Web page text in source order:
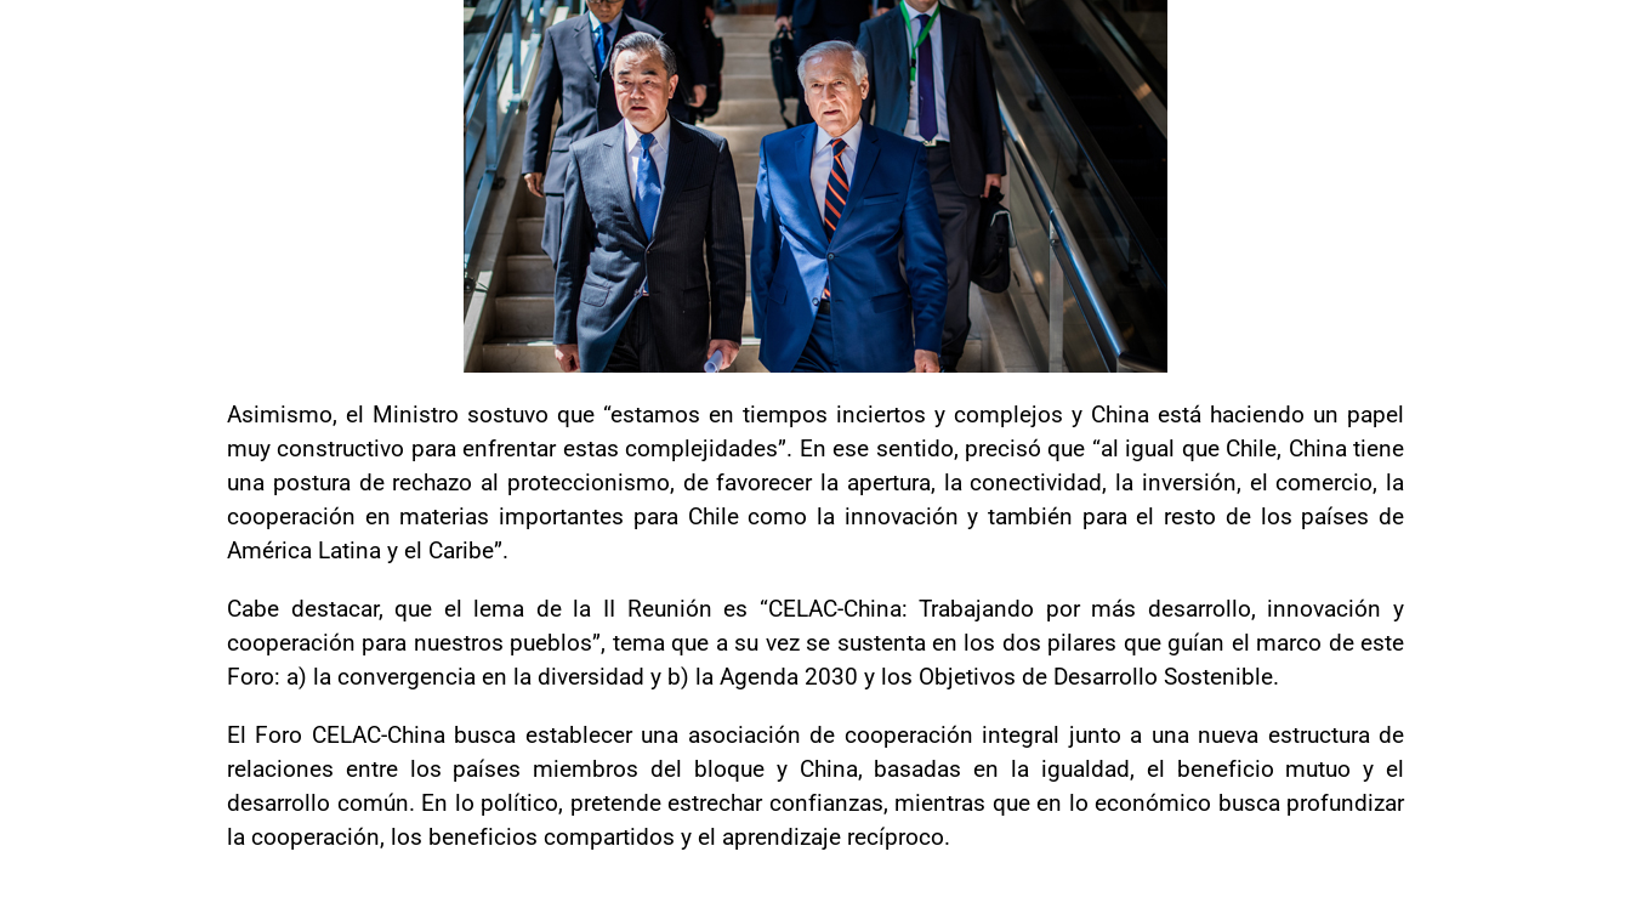
Asimismo, el Ministro sostuvo que “estamos en tiempos inciertos y complejos y China está haciendo un papel
muy constructivo para enfrentar estas complejidades”. En ese sentido, precisó que “al igual que Chile, China tiene
una postura de rechazo al proteccionismo, de favorecer la apertura, la conectividad, la inversión, el comercio, la
cooperación en materias importantes para Chile como la innovación y también para el resto de los países de
América Latina y el Caribe”.
Cabe destacar, que el lema de la II Reunión es “CELAC-China: Trabajando por más desarrollo, innovación y
cooperación para nuestros pueblos”, tema que a su vez se sustenta en los dos pilares que guían el marco de este
Foro: a) la convergencia en la diversidad y b) la Agenda 2030 y los Objetivos de Desarrollo Sostenible.
El Foro CELAC-China busca establecer una asociación de cooperación integral junto a una nueva estructura de
relaciones entre los países miembros del bloque y China, basadas en la igualdad, el beneficio mutuo y el
desarrollo común. En lo político, pretende estrechar confianzas, mientras que en lo económico busca profundizar
la cooperación, los beneficios compartidos y el aprendizaje recíproco.